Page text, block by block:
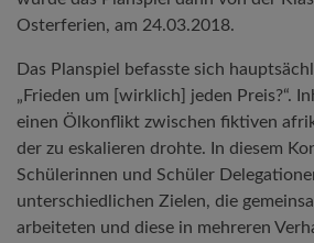
Osterferien, am 24.03.2018.
Das Planspiel befasste sich
„Frieden um [wirklich] jeden Preis?“.
einen Ölkonflikt zwischen fiktiven
der zu eskalieren drohte. In diesem
Schülerinnen und Schüler
unterschiedlichen Zielen, die
arbeiteten und diese in mehreren